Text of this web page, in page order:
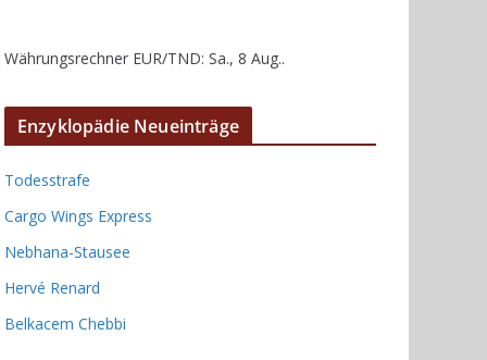
Währungsrechner EUR/TND: Sa., 8 Aug..
Enzyklopädie Neueinträge
Todesstrafe
Cargo Wings Express
Nebhana-Stausee
Hervé Renard
Belkacem Chebbi